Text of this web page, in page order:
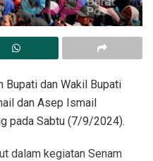
Bupati dan Wakil Bupati
dan Asep Ismail
pada Sabtu (7/9/2024).
dalam kegiatan Senam